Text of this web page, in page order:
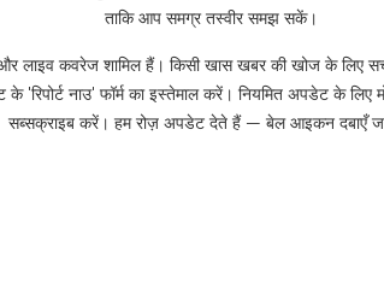
ताकि आप समग्र तस्वीर समझ सकें।
लाइव कवरेज शामिल हैं। किसी खास खबर की खोज के लिए
के 'रिपोर्ट नाउ' फॉर्म का इस्तेमाल करें। नियमित अपडेट के
सब्सक्राइब करें। हम रोज़ अपडेट देते हैं — बेल आइकन दबाएँ